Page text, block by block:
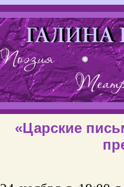
«Царские